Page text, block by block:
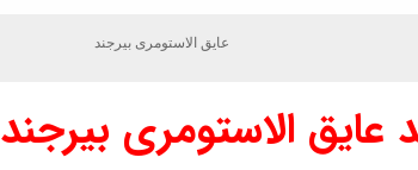
عایق الاستومری بیرجند
عایق الاستومری بیرجند